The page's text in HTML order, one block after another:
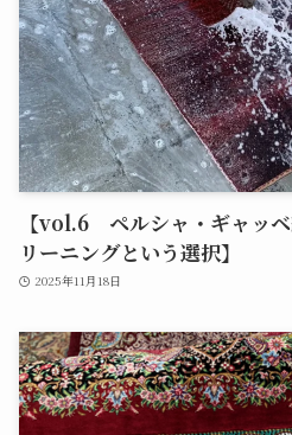
【vol.6 ペルシャ・ギャッ
リーニングという選択】
2025年11月18日